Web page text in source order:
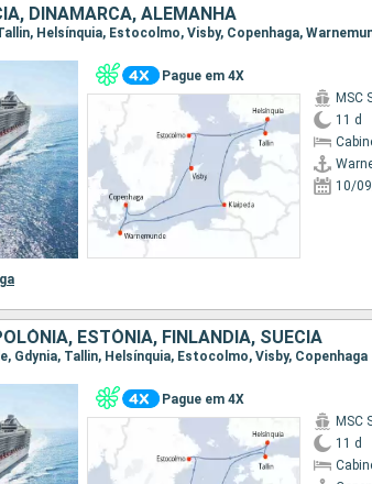
DINAMARCA, ALEMANHA
Helsínquia, Estocolmo, Visby, Copenhaga,
Pague em 4X
MSC
11 d
10/
ESTÓNIA, FINLÂNDIA, SUÉCIA
Gdynia, Tallin, Helsínquia, Estocolmo, Visby, Copenhaga
Pague em 4X
MSC
11 d